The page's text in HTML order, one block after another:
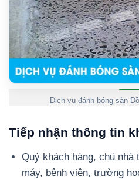
Dịch vụ đánh bóng sàn
Tiếp nhận thông tin
Quý khách hàng, chủ nhà
máy, bệnh viện, trường